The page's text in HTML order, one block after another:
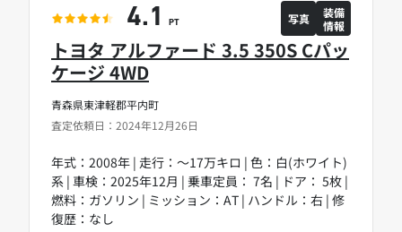
青森県東津軽郡平内町
査定依頼日：2024年12月26日
トヨタ アルファード 3.5 350S Cパッ
ケージ 4WD
年式：2008年 | 走行：～17万キロ | 色：白(ホワイト)
系 | 車検：2025年12月 | 乗車定員： 7名 | ドア： 5枚 |
燃料：ガソリン | ミッション：AT | ハンドル：右 | 修
復歴：なし
4.1 PT 写真
装備
情報